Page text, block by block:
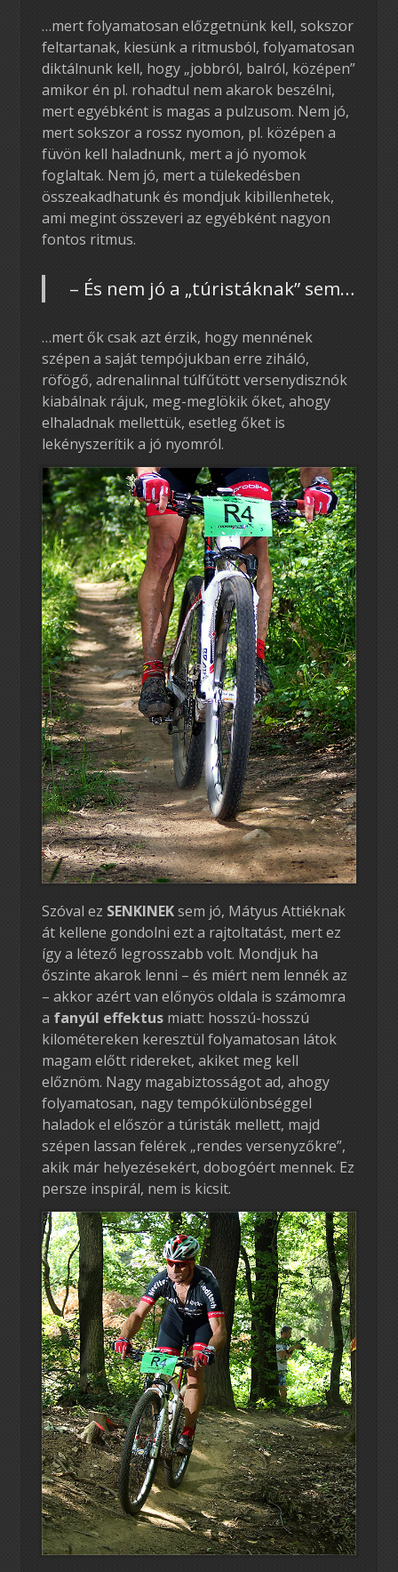
…mert folyamatosan előzgetnünk kell, sokszor
feltartanak, kiesünk a ritmusból, folyamatosan
diktálnunk kell, hogy „jobbról, balról, középen”
amikor én pl. rohadtul nem akarok beszélni,
mert egyébként is magas a pulzusom. Nem jó,
mert sokszor a rossz nyomon, pl. középen a
füvön kell haladnunk, mert a jó nyomok
foglaltak. Nem jó, mert a tülekedésben
összeakadhatunk és mondjuk kibillenhetek,
ami megint összeveri az egyébként nagyon
fontos ritmus.
– És nem jó a „túristáknak” sem…
…mert ők csak azt érzik, hogy mennének
szépen a saját tempójukban erre ziháló,
röfögő, adrenalinnal túlfűtött versenydisznók
kiabálnak rájuk, meg-meglökik őket, ahogy
elhaladnak mellettük, esetleg őket is
lekényszerítik a jó nyomról.
Szóval ez SENKINEKsem jó, Mátyus Attiéknak
át kellene gondolni ezt a rajtoltatást, mert ez
így a létező legrosszabb volt. Mondjuk ha
őszinte akarok lenni – és miért nem lennék az
– akkor azért van előnyös oldala is számomra
a fanyúl effektusmiatt: hosszú-hosszú
kilométereken keresztül folyamatosan látok
magam előtt ridereket, akiket meg kell
előznöm. Nagy magabiztosságot ad, ahogy
folyamatosan, nagy tempókülönbséggel
haladok el először a túristák mellett, majd
szépen lassan felérek „rendes versenyzőkre”,
akik már helyezésekért, dobogóért mennek. Ez
persze inspirál, nem is kicsit.